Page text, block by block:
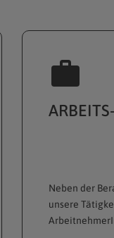
Neben der
unsere